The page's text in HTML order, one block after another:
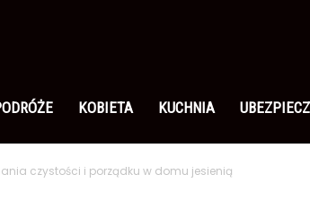
KOBIETA KUCHNIA
czystości i porządku w domu jesienią